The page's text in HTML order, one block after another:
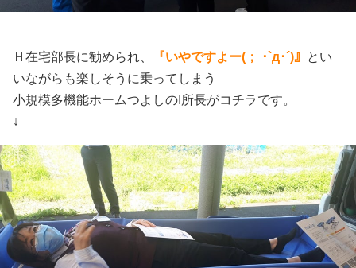
Ｈ在宅部長に勧められ、 『いやですよー(； ･`д･´)』 とい
いながらも楽しそうに乗ってしまう
小規模多機能ホームつよしのI所長がコチラです。
↓